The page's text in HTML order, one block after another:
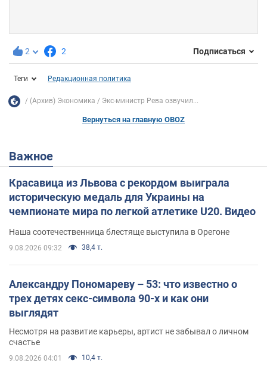
2 2 Подписаться
Теги Редакционная политика
(Архив) Экономика Экс-министр Рева озвучил...
Вернуться на главную OBOZ
Важное
Красавица из Львова с рекордом выиграла
историческую медаль для Украины на
чемпионате мира по легкой атлетике U20. Видео
Наша соотечественница блестяще выступила в Орегоне
9.08.2026 09:32 38,4 т.
Александру Пономареву – 53: что известно о
трех детях секс-символа 90-х и как они
выглядят
Несмотря на развитие карьеры, артист не забывал о личном
счастье
9.08.2026 04:01 10,4 т.